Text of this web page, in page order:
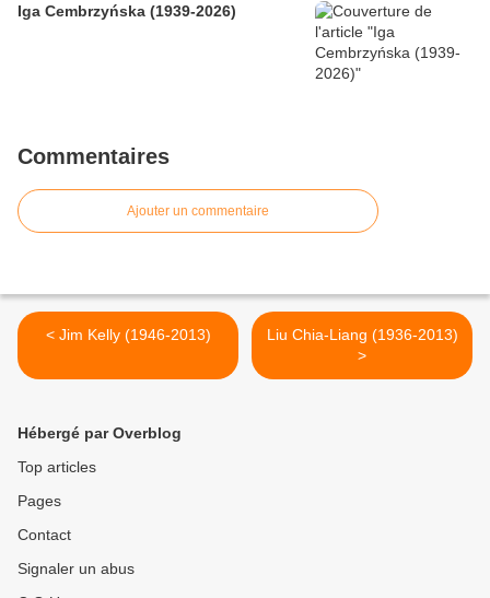
Iga Cembrzyńska (1939-2026)
Commentaires
Ajouter un commentaire
< Jim Kelly (1946-2013)
Liu Chia-Liang (1936-2013)
>
Hébergé par Overblog
Top articles
Pages
Contact
Signaler un abus